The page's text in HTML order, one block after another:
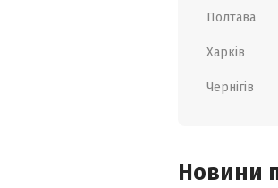
Полтава
Харків
Чернігів
Новини